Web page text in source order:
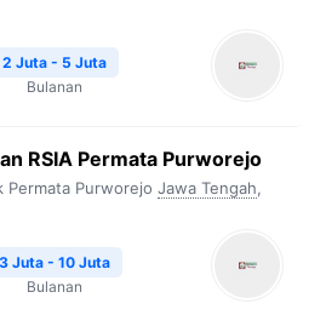
2 Juta - 5 Juta
Bulanan
RSIA Permata Purworejo
Permata Purworejo Jawa Tengah,
3 Juta - 10 Juta
Bulanan